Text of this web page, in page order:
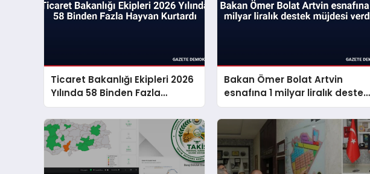
Ticaret Bakanlığı Ekipleri 2026
Yılında 58 Binden Fazla
Hayvan Kurtardı
Bakan Ömer Bolat Artvin
esnafına 1 milyar liralık destek
müjdesi verdi